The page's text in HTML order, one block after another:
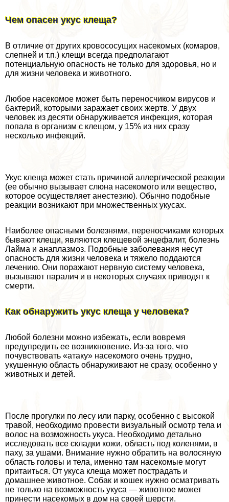
Чем опасен укус клеща?
В отличие от других кровососущих насекомых (комаров,
слепней и т.п.) клещи всегда предполагают
потенциальную опасность не только для здоровья, но и
для жизни человека и животного.
Любое насекомое может быть переносчиком вирусов и
бактерий, которыми заражает своих жертв. У двух
человек из десяти обнаруживается инфекция, которая
попала в организм с клещом, у 15% из них сразу
несколько инфекций.
Укус клеща может стать причиной аллергической реакции
(ее обычно вызывает слюна насекомого или вещество,
которое осуществляет анестезию). Обычно подобные
реакции возникают при множественных укусах.
Наиболее опасными болезнями, переносчиками которых
бывают клещи, являются клещевой энцефалит, болезнь
Лайма и анаплазмоз. Подобные заболевания несут
опасность для жизни человека и тяжело поддаются
лечению. Они поражают нервную систему человека,
вызывают паралич и в некоторых случаях приводят к
cмepти.
Как обнаружить укус клеща у человека?
Любой болезни можно избежать, если вовремя
предупредить ее возникновение. Из-за того, что
почувствовать «атаку» насекомого очень трудно,
укушенную область обнаруживают не сразу, особенно у
животных и детей.
После прогулки по лесу или парку, особенно с высокой
травой, необходимо провести визуальный осмотр тела и
волос на возможность укуса. Необходимо детально
исследовать все складки кожи, область под коленями, в
паху, за ушами. Внимание нужно обратить на волосяную
область головы и тела, именно там насекомые могут
притаиться. От укуса клеща может пострадать и
домашнее животное. Собак и кошек нужно осматривать
не только на возможность укуса — животное может
принести насекомых в дом на своей шерсти.